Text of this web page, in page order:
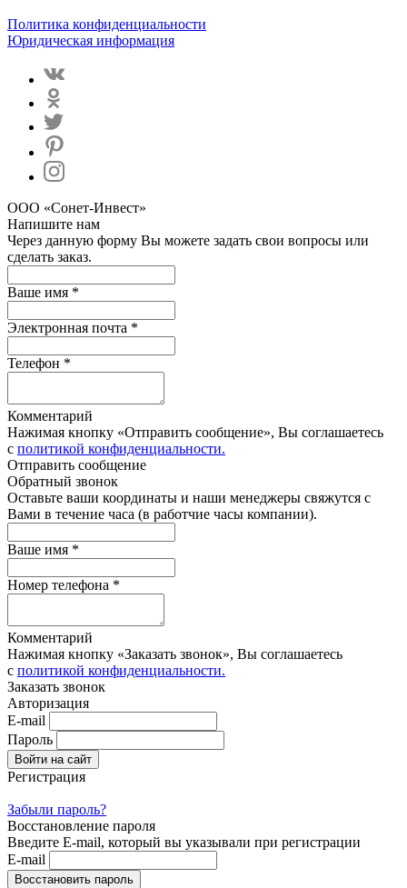
Политика конфиденциальности
Юридическая информация
ООО «Сонет-Инвест»
Напишите нам
Через данную форму Вы можете задать свои вопросы или
сделать заказ.
Ваше имя *
Электронная почта *
Телефон *
Комментарий
Нажимая кнопку «Отправить сообщение», Вы соглашаетесь
с политикой конфиденциальности.
Отправить сообщение
Обратный звонок
Оставьте ваши координаты и наши менеджеры свяжутся с
Вами в течение часа (в работчие часы компании).
Ваше имя *
Номер телефона *
Комментарий
Нажимая кнопку «Заказать звонок», Вы соглашаетесь
с политикой конфиденциальности.
Заказать звонок
Авторизация
E-mail
Пароль
Регистрация
Забыли пароль?
Восстановление пароля
Введите E-mail, который вы указывали при регистрации
E-mail